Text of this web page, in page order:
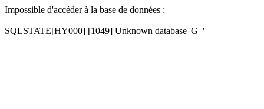
Impossible d'accéder à la base de données :
SQLSTATE[HY000] [1049] Unknown database 'G_'